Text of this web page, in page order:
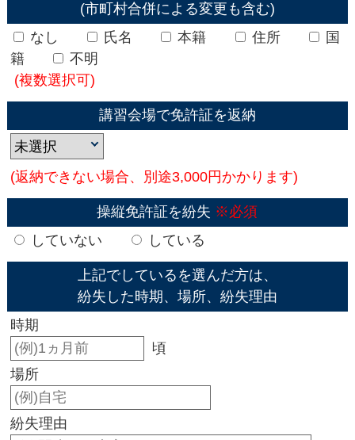
(市町村合併による変更も含む)
なし
氏名 本籍 住所
国
籍
不明
(複数選択可)
講習会場で免許証を返納
(返納できない場合、別途3,000円かかります)
操縦免許証を紛失 ※必須
していない
している
上記でしているを選んだ方は、
紛失した時期、場所、紛失理由
時期
頃
場所
紛失理由